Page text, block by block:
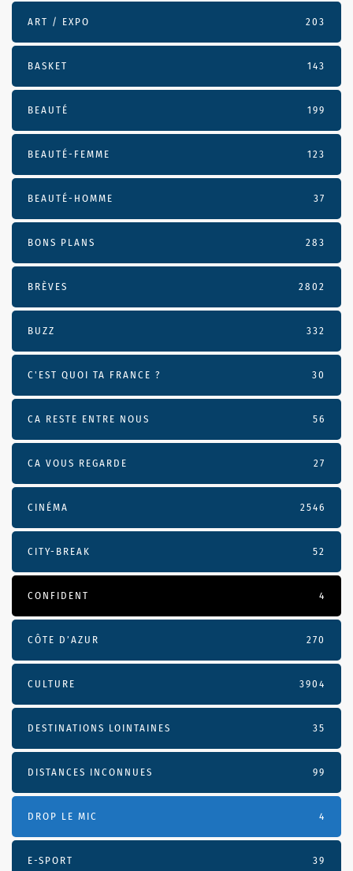
ART / EXPO 203
BASKET 143
BEAUTÉ 199
BEAUTÉ-FEMME 123
BEAUTÉ-HOMME 37
BONS PLANS 283
BRÈVES 2802
BUZZ 332
C'EST QUOI TA FRANCE ? 30
CA RESTE ENTRE NOUS 56
CA VOUS REGARDE 27
CINÉMA 2546
CITY-BREAK 52
CONFIDENT 4
CÔTE D’AZUR 270
CULTURE 3904
DESTINATIONS LOINTAINES 35
DISTANCES INCONNUES 99
DROP LE MIC 4
E-SPORT 39